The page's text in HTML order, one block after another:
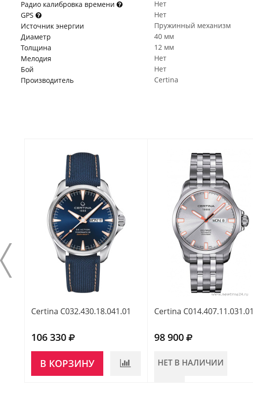
Радио калибровка времени
Нет
GPS
Нет
Источник энергии
Пружинный механизм
Диаметр
40 мм
Толщина
12 мм
Мелодия
Нет
Бой
Нет
Производитель
Certina
Certina C032.430.18.041.01
106 330
В КОРЗИНУ
Certina C014.407.11.031.01
98 900
НЕТ В НАЛИЧИИ